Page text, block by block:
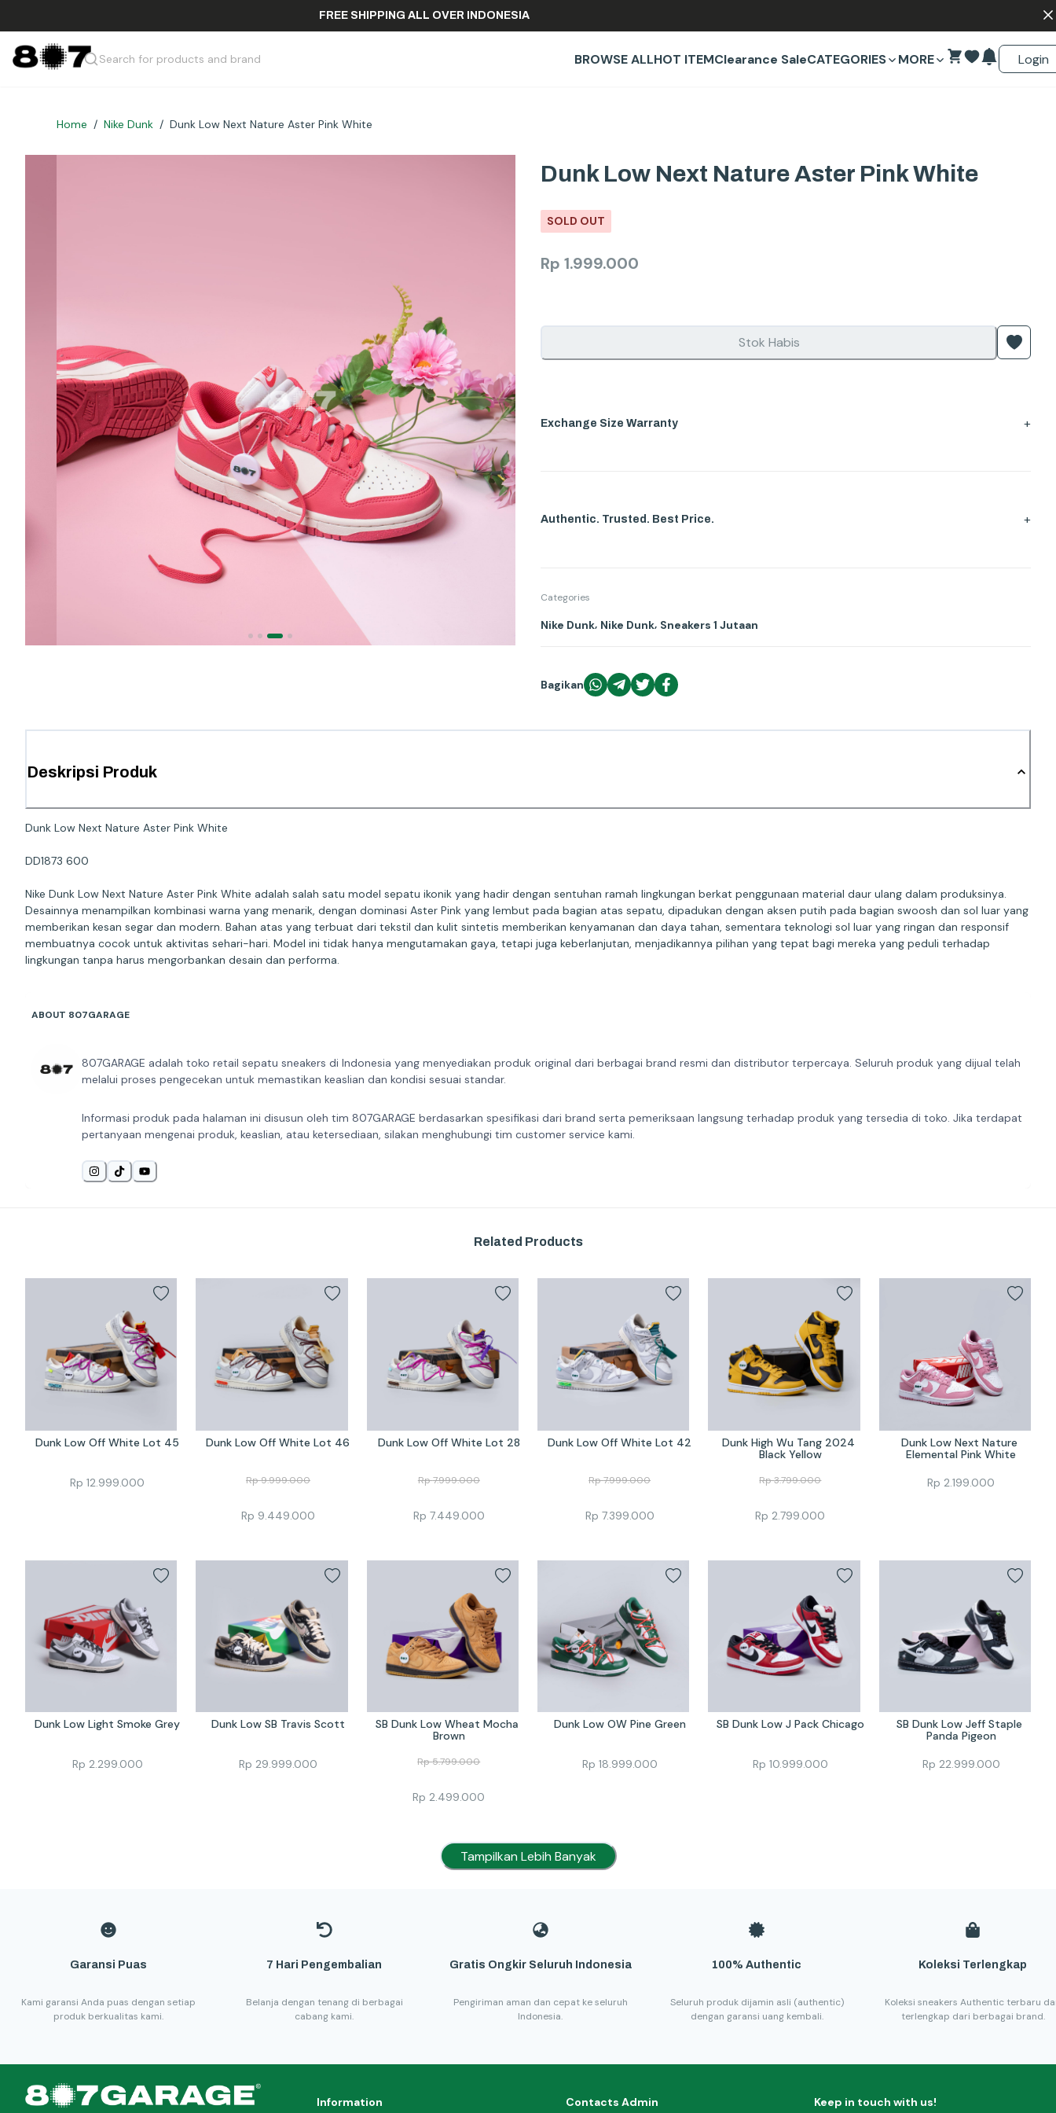
FREE SHIPPING ALL OVER INDONESIA
Search for products and brand BROWSE ALLHOT ITEMClearance SaleCATEGORIES MORE Login
Home / Nike Dunk / Dunk Low Next Nature Aster Pink White
Dunk Low Next Nature Aster Pink White
SOLD OUT
Rp 1.999.000
Stok Habis
Exchange Size Warranty +
Authentic. Trusted. Best Price. +
Categories
Nike Dunk, Nike Dunk, Sneakers 1 Jutaan
Bagikan
Deskripsi Produk
Dunk Low Next Nature Aster Pink White
DD1873 600
Nike Dunk Low Next Nature Aster Pink White adalah salah satu model sepatu ikonik yang hadir dengan sentuhan ramah lingkungan berkat penggunaan material daur ulang dalam produksinya.
Desainnya menampilkan kombinasi warna yang menarik, dengan dominasi Aster Pink yang lembut pada bagian atas sepatu, dipadukan dengan aksen putih pada bagian swoosh dan sol luar yang
memberikan kesan segar dan modern. Bahan atas yang terbuat dari tekstil dan kulit sintetis memberikan kenyamanan dan daya tahan, sementara teknologi sol luar yang ringan dan responsif
membuatnya cocok untuk aktivitas sehari-hari. Model ini tidak hanya mengutamakan gaya, tetapi juga keberlanjutan, menjadikannya pilihan yang tepat bagi mereka yang peduli terhadap
lingkungan tanpa harus mengorbankan desain dan performa.
ABOUT 807GARAGE
807GARAGE adalah toko retail sepatu sneakers di Indonesia yang menyediakan produk original dari berbagai brand resmi dan distributor terpercaya. Seluruh produk yang dijual telah
melalui proses pengecekan untuk memastikan keaslian dan kondisi sesuai standar.
Informasi produk pada halaman ini disusun oleh tim 807GARAGE berdasarkan spesifikasi dari brand serta pemeriksaan langsung terhadap produk yang tersedia di toko. Jika terdapat
pertanyaan mengenai produk, keaslian, atau ketersediaan, silakan menghubungi tim customer service kami.
Related Products
Dunk Low Off White Lot 45
Rp12.999.000
Dunk Low Off White Lot 46
Rp9.999.000
Rp 9.449.000
Dunk Low Off White Lot 28
Rp7.999.000
Rp 7.449.000
Dunk Low Off White Lot 42
Rp7.999.000
Rp 7.399.000
Dunk High Wu Tang 2024
Black Yellow
Rp3.799.000
Rp 2.799.000
Dunk Low Next Nature
Elemental Pink White
Rp 2.199.000
Dunk Low Light Smoke Grey
Rp 2.299.000
Dunk Low SB Travis Scott
Rp 29.999.000
SB Dunk Low Wheat Mocha
Brown
Rp5.799.000
Rp 2.499.000
Dunk Low OW Pine Green
Rp 18.999.000
SB Dunk Low J Pack Chicago
Rp 10.999.000
SB Dunk Low Jeff Staple
Panda Pigeon
Rp 22.999.000
Tampilkan Lebih Banyak
Garansi Puas
Kami garansi Anda puas dengan setiap
produk berkualitas kami.
7 Hari Pengembalian
Belanja dengan tenang di berbagai
cabang kami.
Gratis Ongkir Seluruh Indonesia
Pengiriman aman dan cepat ke seluruh
Indonesia.
100% Authentic
Seluruh produk dijamin asli (authentic)
dengan garansi uang kembali.
Koleksi Terlengkap
Koleksi sneakers Authentic terbaru
terlengkap dari berbagai brand.
Information Contacts Admin Keep in touch with us!